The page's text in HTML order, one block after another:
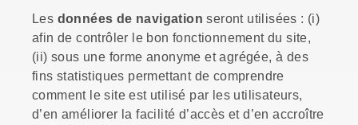
Les données de navigation seront utilisées : (i)
afin de contrôler le bon fonctionnement du site,
(ii) sous une forme anonyme et agrégée, à des
fins statistiques permettant de comprendre
comment le site est utilisé par les utilisateurs,
d’en améliorer la facilité d’accès et d’en accroître